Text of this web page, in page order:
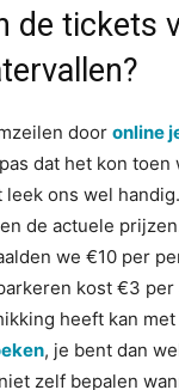
de tickets
door online
dat het kon toen
leek ons wel
de actuele
we €10 per
kost €3 per
heeft kan met
, je bent dan
zelf bepalen